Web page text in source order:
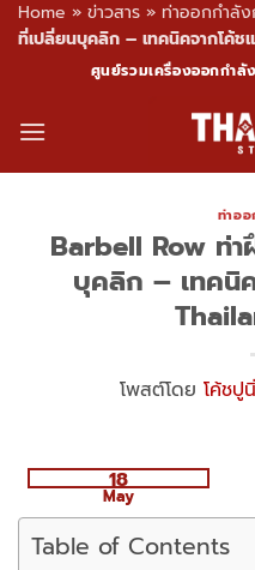
Home » ข่าวสาร » ท่าออกกำลัง
ที่เปลี่ยนบุคลิก – เทคนิคจากโค้
content
ศูนย์รวมเครื่องออกกำ
ท่าอ
Barbell Row ท่
บุคลิก – เทคนิ
โพสต์โดย โค้ชปู
18
May
Table of Contents